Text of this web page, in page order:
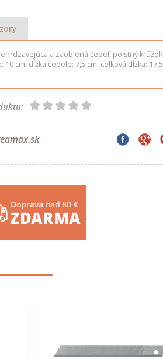
a zaoblená čepeľ, poistný krúžok
cm, dĺžka čepele: 7,5 cm, celková dĺžka: 17,5